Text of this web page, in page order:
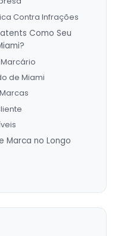
Contra Infrações
Como Seu
de Miami
Marca no Longo